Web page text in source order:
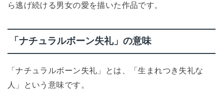
ら逃げ続ける男女の愛を描いた作品です。
「ナチュラルボーン失礼」の意味
「ナチュラルボーン失礼」とは、「生まれつき失礼な
人」という意味です。